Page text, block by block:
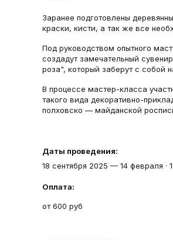
Заранее подготовлены
краски, кисти, а так же все
Под руководством опытного
создадут замечательный
роза", который заберут с собой
В процессе мастер-класса
такого вида декоративно-
полховско — майданской
Даты проведения:
18 сентября 2025 — 14 февраля ·
Оплата:
от 600 руб